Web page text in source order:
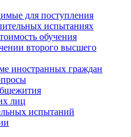
для поступления
испытаниях
обучения
второго высшего
иностранных граждан
лиц
испытаний